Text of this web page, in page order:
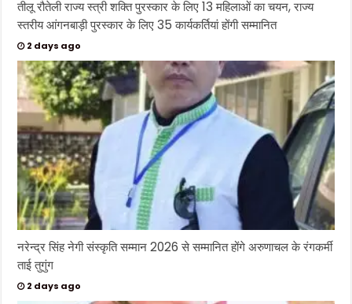
तीलू रौतेली राज्य स्त्री शक्ति पुरस्कार के लिए 13 महिलाओं का चयन, राज्य
स्तरीय आंगनबाड़ी पुरस्कार के लिए 35 कार्यकर्तियां होंगी सम्मानित
2 days ago
नरेन्द्र सिंह नेगी संस्कृति सम्मान 2026 से सम्मानित होंगे अरुणाचल के रंगकर्मी
ताई तुगुंग
2 days ago